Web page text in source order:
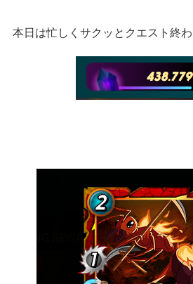
本日は忙しくサクッとクエスト終わ